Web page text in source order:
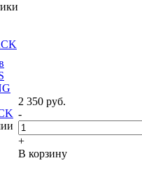
2 350 руб.
-
+
В корзину